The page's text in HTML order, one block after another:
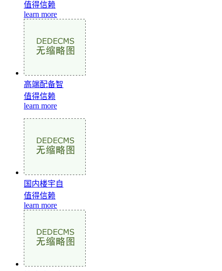
值得信赖
learn more
高端配备智
值得信赖
learn more
国内楼宇自
值得信赖
learn more